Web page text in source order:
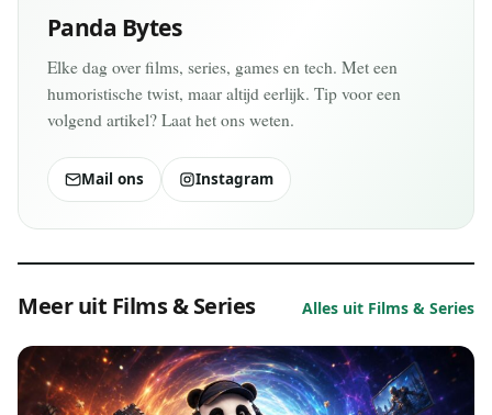
Panda Bytes
Elke dag over films, series, games en tech. Met een
humoristische twist, maar altijd eerlijk. Tip voor een
volgend artikel? Laat het ons weten.
Mail ons Instagram
Meer uit Films & Series Alles uit Films & Series